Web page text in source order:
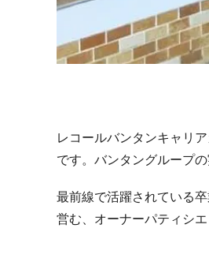
レコールバンタンキャリ
です。バンタングループ
最前線で活躍されている
営む、オーナーパティシ